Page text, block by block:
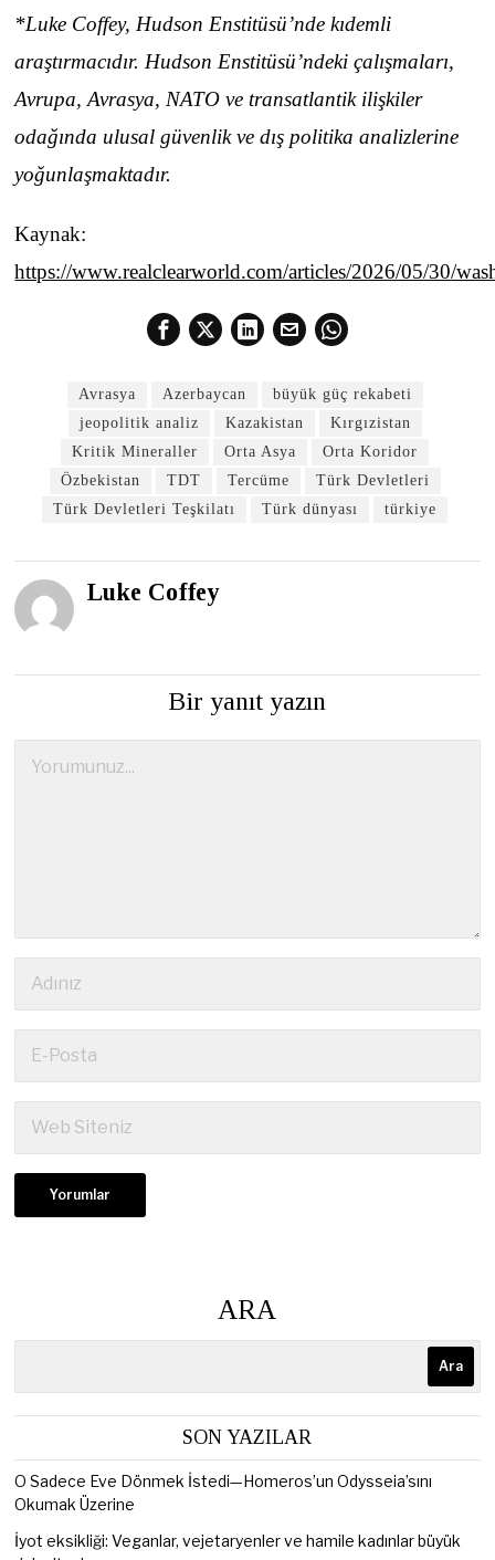
*Luke Coffey, Hudson Enstitüsü’nde kıdemli
araştırmacıdır. Hudson Enstitüsü’ndeki çalışmaları,
Avrupa, Avrasya, NATO ve transatlantik ilişkiler
odağında ulusal güvenlik ve dış politika analizlerine
yoğunlaşmaktadır.
Kaynak:
https://www.realclearworld.com/articles/2026/05/30/
Avrasya Azerbaycan
büyük güç rekabeti
jeopolitik analiz
Kazakistan
Kırgızistan
Kritik Mineraller
Orta Asya
Orta Koridor
Özbekistan
TDT Tercüme
Türk Devletleri
Türk Devletleri Teşkilatı
Türk dünyası türkiye
Luke Coffey
Bir yanıt yazın
ARA
Ara
SON YAZILAR
O Sadece Eve Dönmek İstedi—Homeros’un Odysseia’sını
Okumak Üzerine
İyot eksikliği: Veganlar, vejetaryenler ve hamile kadınlar büyük